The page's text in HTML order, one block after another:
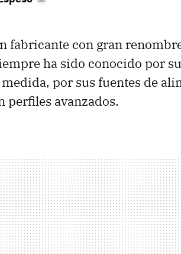
fabricante con gran
ha sido conocido por
por sus fuentes de
perfiles avanzados.